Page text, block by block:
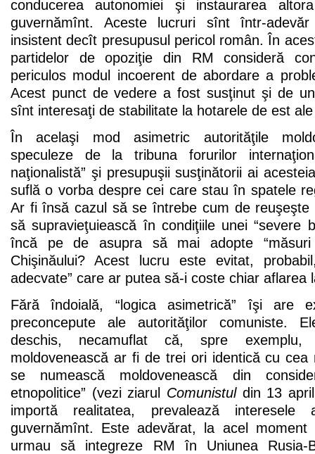
conducerea autonomiei şi instaurarea
guvernămînt. Aceste lucruri sînt într-
insistent decît presupusul pericol român. În
partidelor de opoziţie din RM consideră
periculos modul incoerent de abordare a
Acest punct de vedere a fost susţinut şi de
sînt interesaţi de stabilitate la hotarele de est
În acelaşi mod asimetric autorităţile
speculeze de la tribuna forurilor
naţionalistă” şi presupuşii susţinătorii ai
suflă o vorba despre cei care stau în spatele
Ar fi însă cazul să se întrebe cum de reuşeşte
să supravieţuiească în condiţiile unei “severe
încă pe de asupra să mai adopte “măsuri
Chişinăului? Acest lucru este evitat,
adecvate” care ar putea să-i coste chiar aflarea
Fără îndoială, “logica asimetrică” îşi are
preconcepute ale autorităţilor comuniste.
deschis, necamuflat că, spre exemplu,
moldovenească ar fi de trei ori identică cu cea
se numească moldovenească din
etnopolitice” (vezi ziarul Comunistuldin 13
importă realitatea, prevalează interesele
guvernămînt. Este adevărat, la acel moment
urmau să integreze RM în Uniunea Rusia-